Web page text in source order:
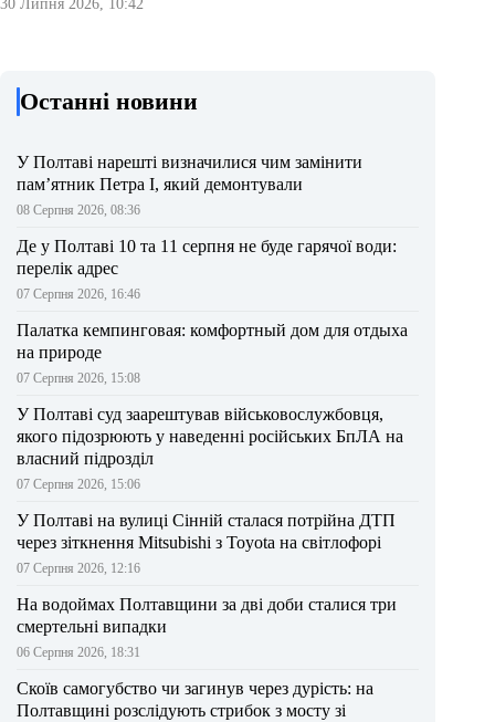
30 Липня 2026, 10:42
Останні новини
У Полтаві нарешті визначилися чим замінити
пам’ятник Петра І, який демонтували
08 Серпня 2026, 08:36
Де у Полтаві 10 та 11 серпня не буде гарячої води:
перелік адрес
07 Серпня 2026, 16:46
Палатка кемпинговая: комфортный дом для отдыха
на природе
07 Серпня 2026, 15:08
У Полтаві суд заарештував військовослужбовця,
якого підозрюють у наведенні російських БпЛА на
власний підрозділ
07 Серпня 2026, 15:06
У Полтаві на вулиці Сінній сталася потрійна ДТП
через зіткнення Mitsubishi з Toyota на світлофорі
07 Серпня 2026, 12:16
На водоймах Полтавщини за дві доби сталися три
смертельні випадки
06 Серпня 2026, 18:31
Скоїв самогубство чи загинув через дурість: на
Полтавщині розслідують стрибок з мосту зі